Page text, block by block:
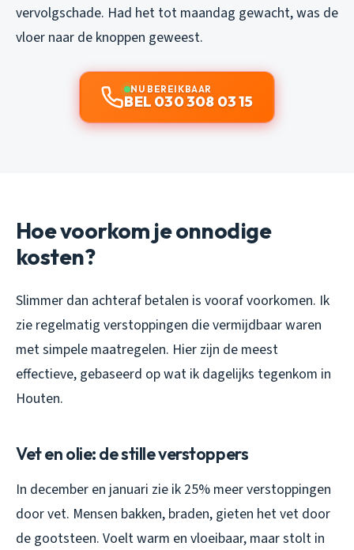
vervolgschade. Had het tot maandag gewacht, was de
vloer naar de knoppen geweest.
NU BEREIKBAAR
BEL 030 308 03 15
Hoe voorkom je onnodige
kosten?
Slimmer dan achteraf betalen is vooraf voorkomen. Ik
zie regelmatig verstoppingen die vermijdbaar waren
met simpele maatregelen. Hier zijn de meest
effectieve, gebaseerd op wat ik dagelijks tegenkom in
Houten.
Vet en olie: de stille verstoppers
In december en januari zie ik 25% meer verstoppingen
door vet. Mensen bakken, braden, gieten het vet door
de gootsteen. Voelt warm en vloeibaar, maar stolt in